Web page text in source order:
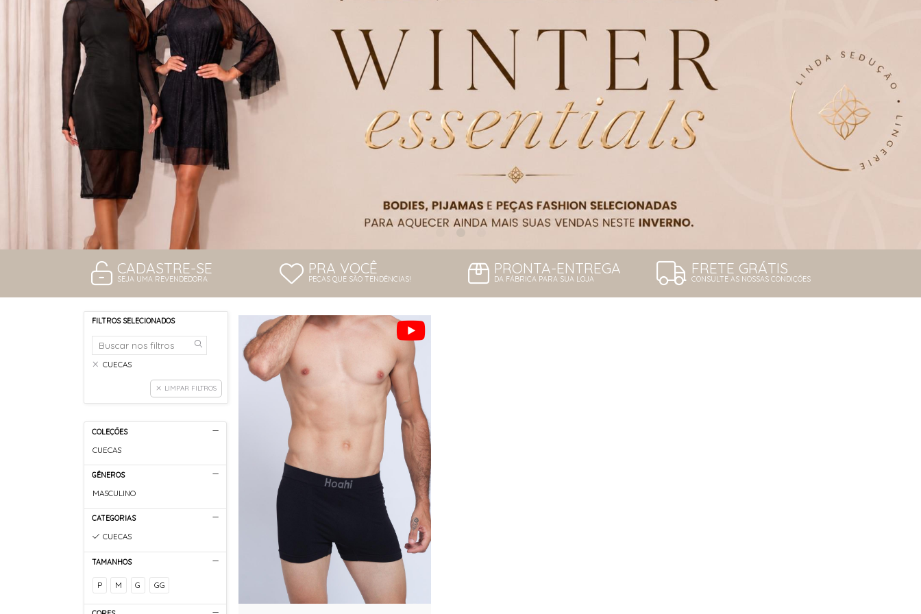
VESTIDOS
CADASTRE-SE
SEJA UMA REVENDEDORA
PRA VOCÊ
PEÇAS QUE SÃO TENDÊNCIAS!
PRONTA-ENTREGA
DA FÁBRICA PARA SUA LOJA
FRETE GRÁTIS
CONSULTE AS NOSSAS CONDIÇÕES
FILTROS SELECIONADOS
CUECAS
LIMPAR FILTROS
COLEÇÕES
CUECAS
GÊNEROS
MASCULINO
CATEGORIAS
CUECAS
TAMANHOS
P M G GG